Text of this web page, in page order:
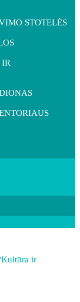
STOTELĖS
IR
Kultūra ir